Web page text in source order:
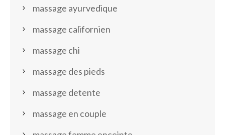
massage ayurvedique
massage californien
massage chi
massage des pieds
massage detente
massage en couple